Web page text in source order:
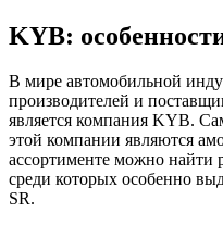
KYB:
В мире автомобильной
производителей и
является компания KYB.
этой компании являются
ассортименте можно найти
среди которых особенно
SR.